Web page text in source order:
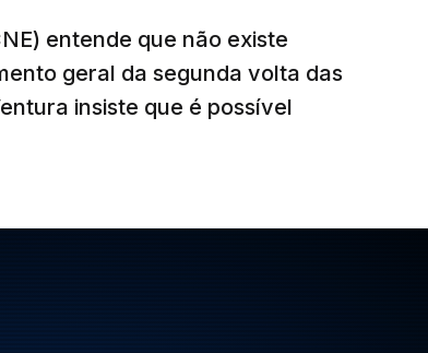
entende que não existe
geral da segunda volta das
insiste que é possível